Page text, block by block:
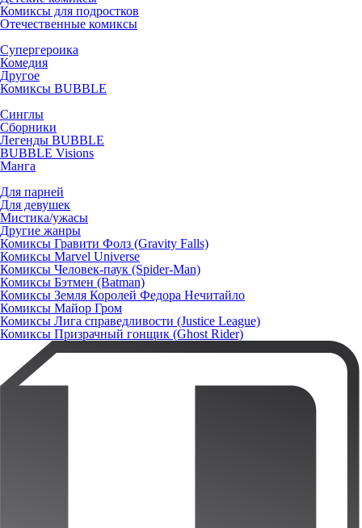
Комиксы для подростков
Отечественные комиксы
Супергероика
Комедия
Другое
Комиксы BUBBLE
Синглы
Сборники
Легенды BUBBLE
BUBBLE Visions
Манга
Для парней
Для девушек
Мистика/ужасы
Другие жанры
Комиксы Гравити Фолз (Gravity Falls)
Комиксы Marvel Universe
Комиксы Человек-паук (Spider-Man)
Комиксы Бэтмен (Batman)
Комиксы Земля Королей Федора Нечитайло
Комиксы Майор Гром
Комиксы Лига справедливости (Justice League)
Комиксы Призрачный гонщик (Ghost Rider)